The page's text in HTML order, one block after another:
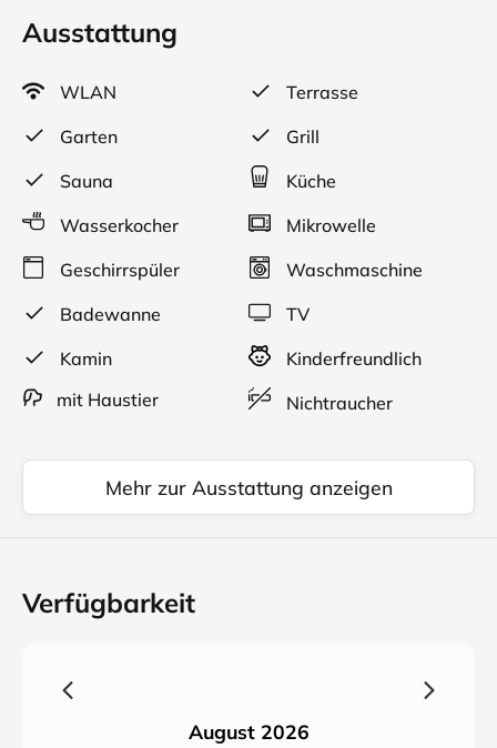
Einrichtung ist geschmackvoll und wirklich zum
Wohlfühlen. Selbst an Regentagen kann ein
Aufenthalt z.B. am Kamin, in der Whirlwanne oder in
der Sauna sehr gemütlich sein.
EG: ein Schlafzimmer mit Doppelbett, Bad,
Wohn-/Esszimmer mit offener Küche.
Ausstattung
WLAN
Terrasse
Garten
Grill
Sauna
Küche
Wasserkocher
Mikrowelle
Geschirrspüler
Waschmaschine
Badewanne
TV
Kamin
Kinderfreundlich
mit Haustier
Nichtraucher
Mehr zur Ausstattung anzeigen
Verfügbarkeit
August 2026